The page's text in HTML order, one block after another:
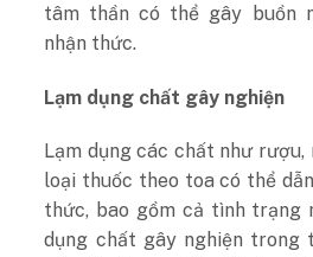
tâm thần có thể gây buồn
nhận thức.
Lạm dụng chất gây nghiện
Lạm dụng các chất như
loại thuốc theo toa có thể
thức, bao gồm cả tình trạng
dụng chất gây nghiện trong